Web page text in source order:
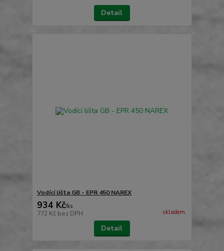
Detail
Vodící lišta GB - EPR 450 NAREX
934 Kč/ks
772 Kč bez DPH skladem
Detail